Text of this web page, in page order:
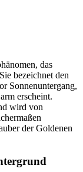
das
bezeichnet den
Sonnenuntergang,
erscheint.
wird von
der Goldenen